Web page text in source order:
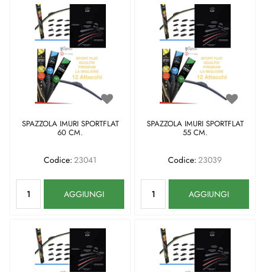
SPAZZOLA IMURI SPORTFLAT
60 CM.
Codice: 23041
AGGIUNGI
SPAZZOLA IMURI SPORTFLAT
55 CM.
Codice: 23039
AGGIUNGI